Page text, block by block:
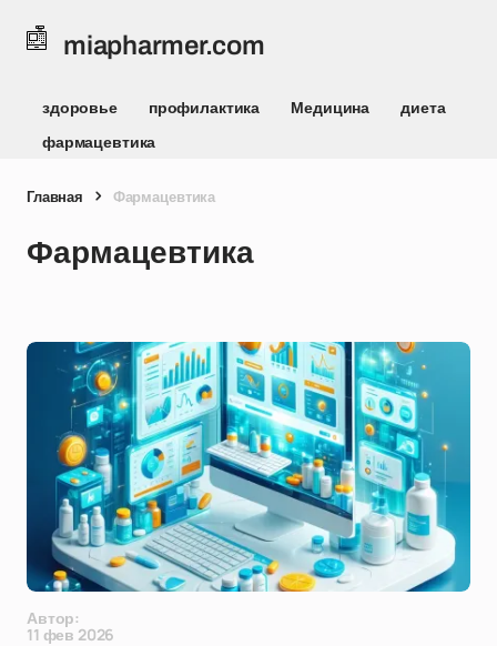
miapharmer.com
здоровье профилактика Медицина
диета
фармацевтика
Главная Фармацевтика
Фармацевтика
Автор:
11 фев 2026